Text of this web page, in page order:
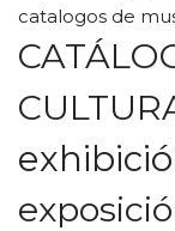
catalogos de